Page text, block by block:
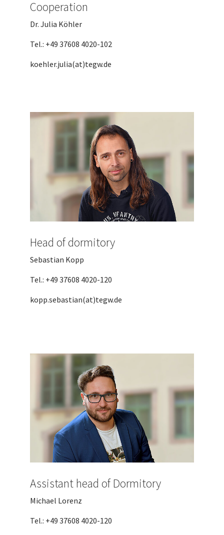
Cooperation
Dr. Julia Köhler
Tel.: +49 37608 4020-102
koehler.julia(at)tegw.de
Head of dormitory
Sebastian Kopp
Tel.: +49 37608 4020-120
kopp.sebastian(at)tegw.de
Assistant head of Dormitory
Michael Lorenz
Tel.: +49 37608 4020-120